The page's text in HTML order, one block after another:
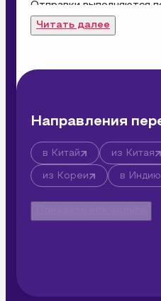
Отправки выполняются
возможностью
проводятся в строгом
страны назначения
Читать далее
Направления
в Китай из Китая
из Кореи в Индию